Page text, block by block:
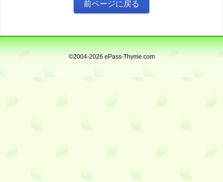
©2004-2026 ePass-Thyme.com